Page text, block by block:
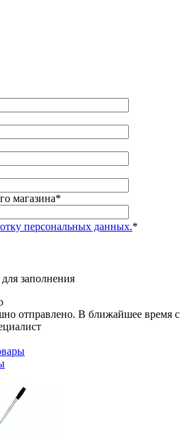
магазина*
персональных данных.*
заполнения
отправлено. В ближайшее время с